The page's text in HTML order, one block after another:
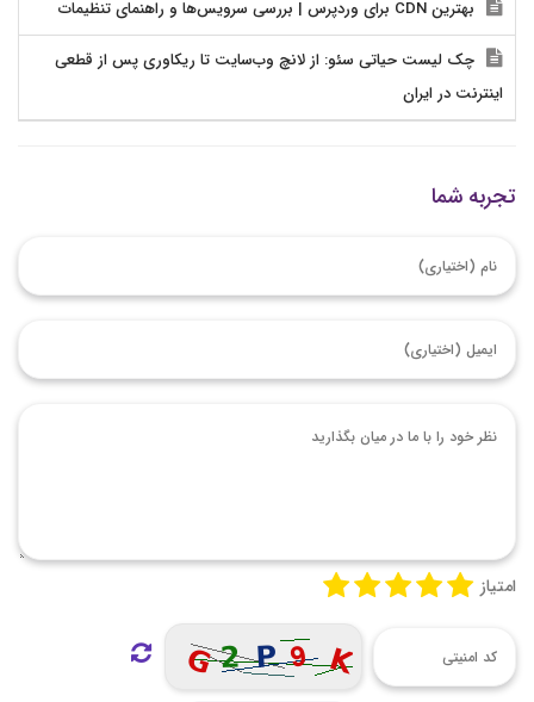
بهترین CDN برای وردپرس | بررسی سرویس‌ها و راهنمای تنظیمات
چک لیست حیاتی سئو: از لانچ وب‌سایت تا ریکاوری پس از قطعی
اینترنت در ایران
تجربه شما
امتیاز